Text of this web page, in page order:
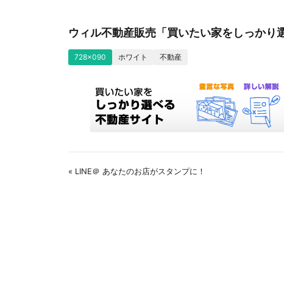
ウィル不動産販売「買いたい家をしっかり
728x090 ホワイト 不動産
« LINE＠ あなたのお店がスタンプに！